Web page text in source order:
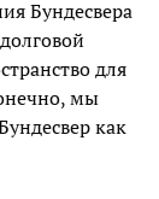
Бундесвера
для
мы
как